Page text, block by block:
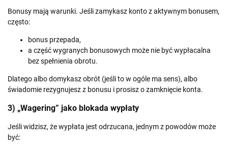
Bonusy mają warunki. Jeśli zamykasz konto z aktywnym bonusem,
często:
bonus przepada,
a część wygranych bonusowych może nie być wypłacalna
bez spełnienia obrotu.
Dlatego albo domykasz obrót (jeśli to w ogóle ma sens), albo
świadomie rezygnujesz z bonusu i prosisz o zamknięcie konta.
3) „Wagering” jako blokada wypłaty
Jeśli widzisz, że wypłata jest odrzucana, jednym z powodów może
być: